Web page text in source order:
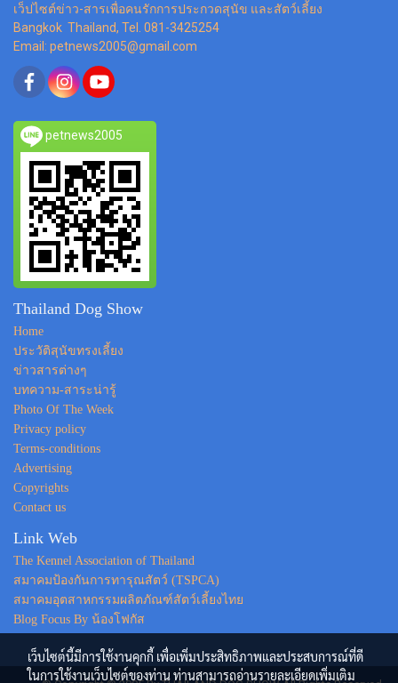
เว็ปไซต์ข่าว-สารเพื่อคนรักการประกวดสุนัข และสัตว์เลี้ยง
Bangkok Thailand, Tel. 081-3425254
Email: petnews2005@gmail.com
petnews2005
Thailand Dog Show
Home
ประวัติสุนัขทรงเลี้ยง
ข่าวสารต่างๆ
บทความ-สาระน่ารู้
Photo Of The Week
Privacy policy
Terms-conditions
Advertising
Copyrights
Contact us
Link Web
The Kennel Association of Thailand
สมาคมป้องกันการทารุณสัตว์ (TSPCA)
สมาคมอุตสาหกรรมผลิตภัณฑ์สัตว์เลี้ยงไทย
Blog Focus By น้องโฟกัส
เว็บไซต์นี้มีการใช้งานคุกกี้ เพื่อเพิ่มประสิทธิภาพและประสบการณ์ที่ดี
ในการใช้งานเว็บไซต์ของท่าน ท่านสามารถอ่านรายละเอียดเพิ่มเติม